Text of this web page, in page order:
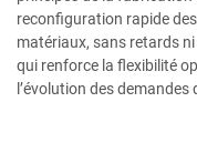
reconfiguration rapide
matériaux, sans retards
qui renforce la flexibilité
l’évolution des demandes